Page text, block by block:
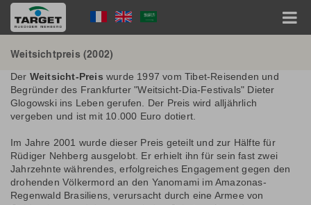
Direkt
zum
Inhalt
Language
Menu
Hauptnavigation
Weitsichtpreis (2002)
Der Weitsicht-Preis wurde 1997 vom Tibet-Reisenden und
Begründer des Frankfurter "Weitsicht-Dia-Festivals" Dieter
Glogowski ins Leben gerufen. Der Preis wird alljährlich
vergeben und ist mit 10.000 Euro dotiert.
Im Jahre 2001 wurde dieser Preis geteilt und zur Hälfte für
Rüdiger Nehberg ausgelobt. Er erhielt ihn für sein fast zwei
Jahrzehnte währendes, erfolgreiches Engagement gegen den
drohenden Völkermord an den Yanomami im Amazonas-
Regenwald Brasiliens, verursacht durch eine Armee von